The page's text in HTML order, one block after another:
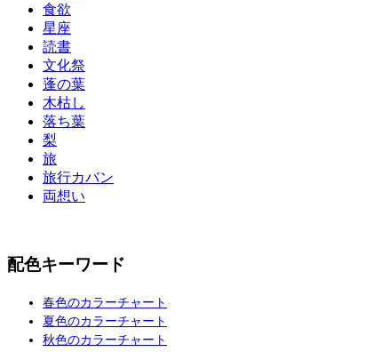
食欲
星座
読書
文化祭
蓬の葉
木枯し
落ち葉
梨
旅
旅行カバン
両想い
配色キーワード
春色のカラーチャート
夏色のカラーチャート
秋色のカラーチャート